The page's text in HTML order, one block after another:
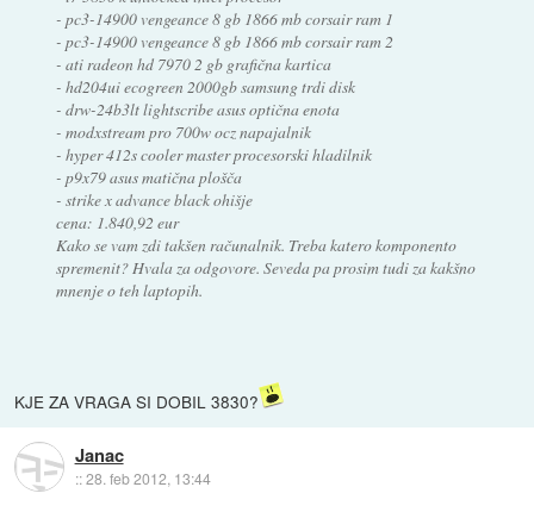
- pc3-14900 vengeance 8 gb 1866 mb corsair ram 1
- pc3-14900 vengeance 8 gb 1866 mb corsair ram 2
- ati radeon hd 7970 2 gb grafična kartica
- hd204ui ecogreen 2000gb samsung trdi disk
- drw-24b3lt lightscribe asus optična enota
- modxstream pro 700w ocz napajalnik
- hyper 412s cooler master procesorski hladilnik
- p9x79 asus matična plošča
- strike x advance black ohišje
cena: 1.840,92 eur
Kako se vam zdi takšen računalnik. Treba katero komponento
spremenit? Hvala za odgovore. Seveda pa prosim tudi za kakšno
mnenje o teh laptopih.
KJE ZA VRAGA SI DOBIL 3830?
Janac
::28. feb 2012, 13:44